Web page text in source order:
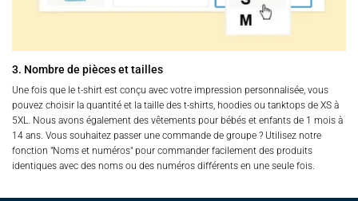
3. Nombre de pièces et tailles
Une fois que le t-shirt est conçu avec votre impression personnalisée, vous
pouvez choisir la quantité et la taille des t-shirts, hoodies ou tanktops de XS à
5XL. Nous avons également des vêtements pour bébés et enfants de 1 mois à
14 ans. Vous souhaitez passer une commande de groupe ? Utilisez notre
fonction "Noms et numéros" pour commander facilement des produits
identiques avec des noms ou des numéros différents en une seule fois.